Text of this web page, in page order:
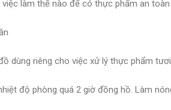
làm thế nào để có thực phẩm an toàn
dùng riêng cho việc xử lý thực phẩm
độ phòng quá 2 giờ đồng hồ. Làm